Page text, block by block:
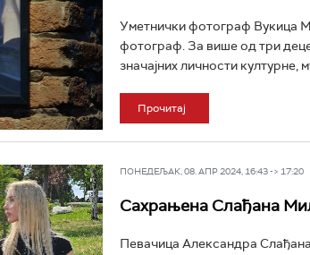
Уметнички фотограф Вукица
фотограф. За више од три
значајних личности културне,
Прочитај
ПОНЕДЕЉАК, 08. АПР 2024, 16:43 -> 17:20
Сахрањена Слађана
Певачица Александра